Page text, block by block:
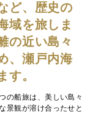
ど、歴史の
域を旅しま
の近い島々
、瀬戸内海
す。
の船旅は、美しい島々
景観が溶け合ったせと